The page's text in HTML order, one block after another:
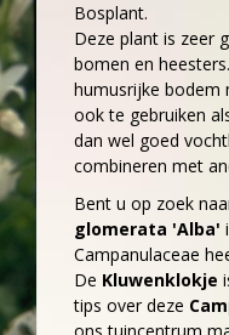
Bosplant.
Deze plant is zeer
bomen en
humusrijke bodem
ook te gebruiken
dan wel goed
combineren met
Bent u op zoek
glomerata 'Alba'
Campanulaceae
De Kluwenklokje
tips over deze